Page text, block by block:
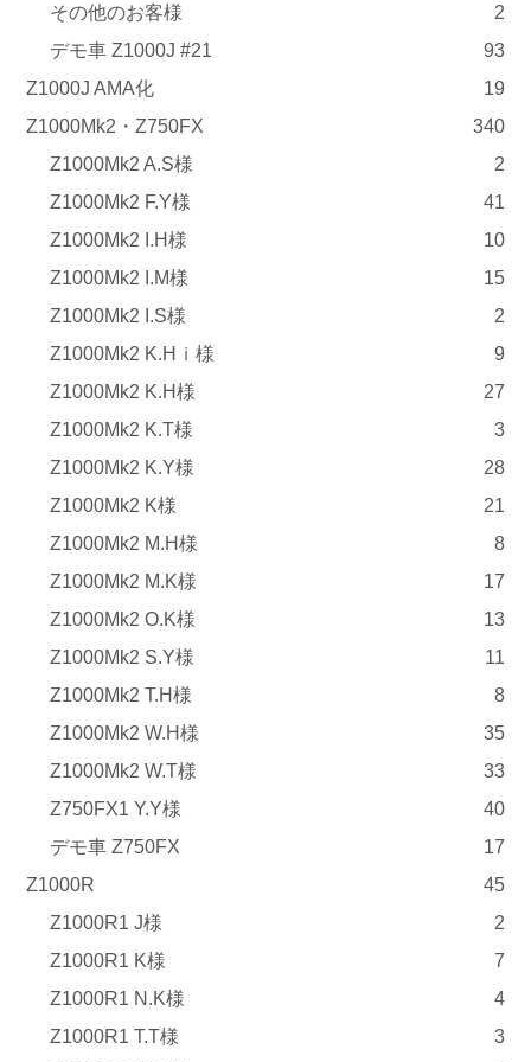
その他のお客様
2
デモ車 Z1000J #21
93
Z1000J AMA化
19
Z1000Mk2・Z750FX
340
Z1000Mk2 A.S様
2
Z1000Mk2 F.Y様
41
Z1000Mk2 I.H様
10
Z1000Mk2 I.M様
15
Z1000Mk2 I.S様
2
Z1000Mk2 K.Hｉ様
9
Z1000Mk2 K.H様
27
Z1000Mk2 K.T様
3
Z1000Mk2 K.Y様
28
Z1000Mk2 K様
21
Z1000Mk2 M.H様
8
Z1000Mk2 M.K様
17
Z1000Mk2 O.K様
13
Z1000Mk2 S.Y様
11
Z1000Mk2 T.H様
8
Z1000Mk2 W.H様
35
Z1000Mk2 W.T様
33
Z750FX1 Y.Y様
40
デモ車 Z750FX
17
Z1000R
45
Z1000R1 J様
2
Z1000R1 K様
7
Z1000R1 N.K様
4
Z1000R1 T.T様
3